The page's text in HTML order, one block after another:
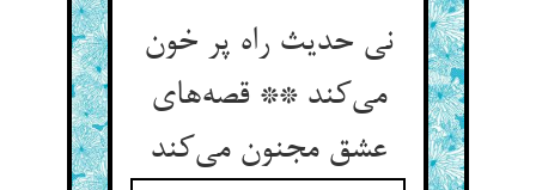
نی حدیث راه پر خون
می‌‌کند ** قصه‌‌های
عشق مجنون می‌‌کند